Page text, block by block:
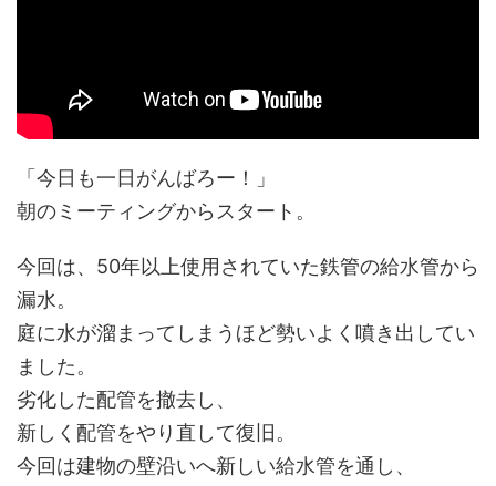
「今日も一日がんばろー！」
朝のミーティングからスタート。
今回は、50年以上使用されていた鉄管の給水管から
漏水。
庭に水が溜まってしまうほど勢いよく噴き出してい
ました。
劣化した配管を撤去し、
新しく配管をやり直して復旧。
今回は建物の壁沿いへ新しい給水管を通し、